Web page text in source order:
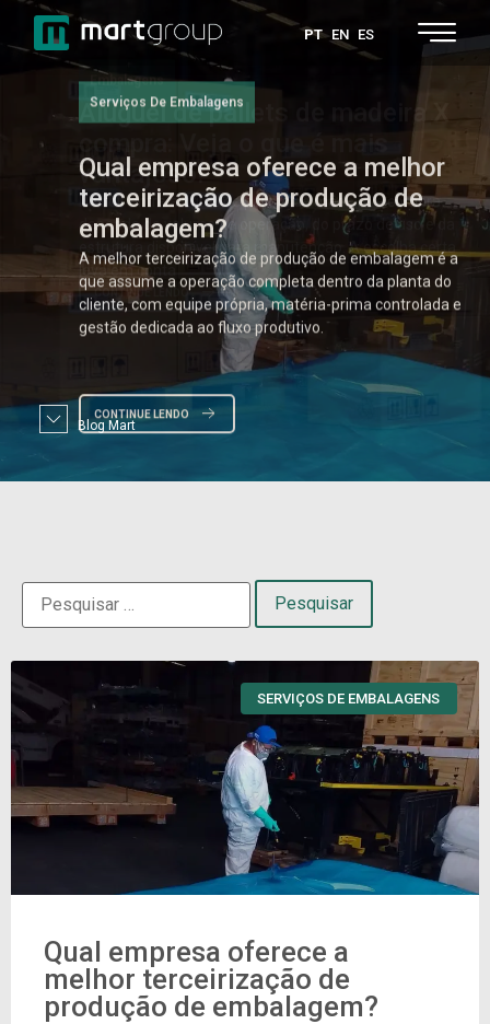
PT EN ES
Serviços De Embalagens
Qual empresa oferece a melhor
terceirização de produção de
embalagem?
A melhor terceirização de produção de embalagem é a
que assume a operação completa dentro da planta do
cliente, com equipe própria, matéria-prima controlada e
gestão dedicada ao fluxo produtivo.
Blog Mart
SERVIÇOS DE EMBALAGENS
Qual empresa oferece a
melhor terceirização de
produção de embalagem?